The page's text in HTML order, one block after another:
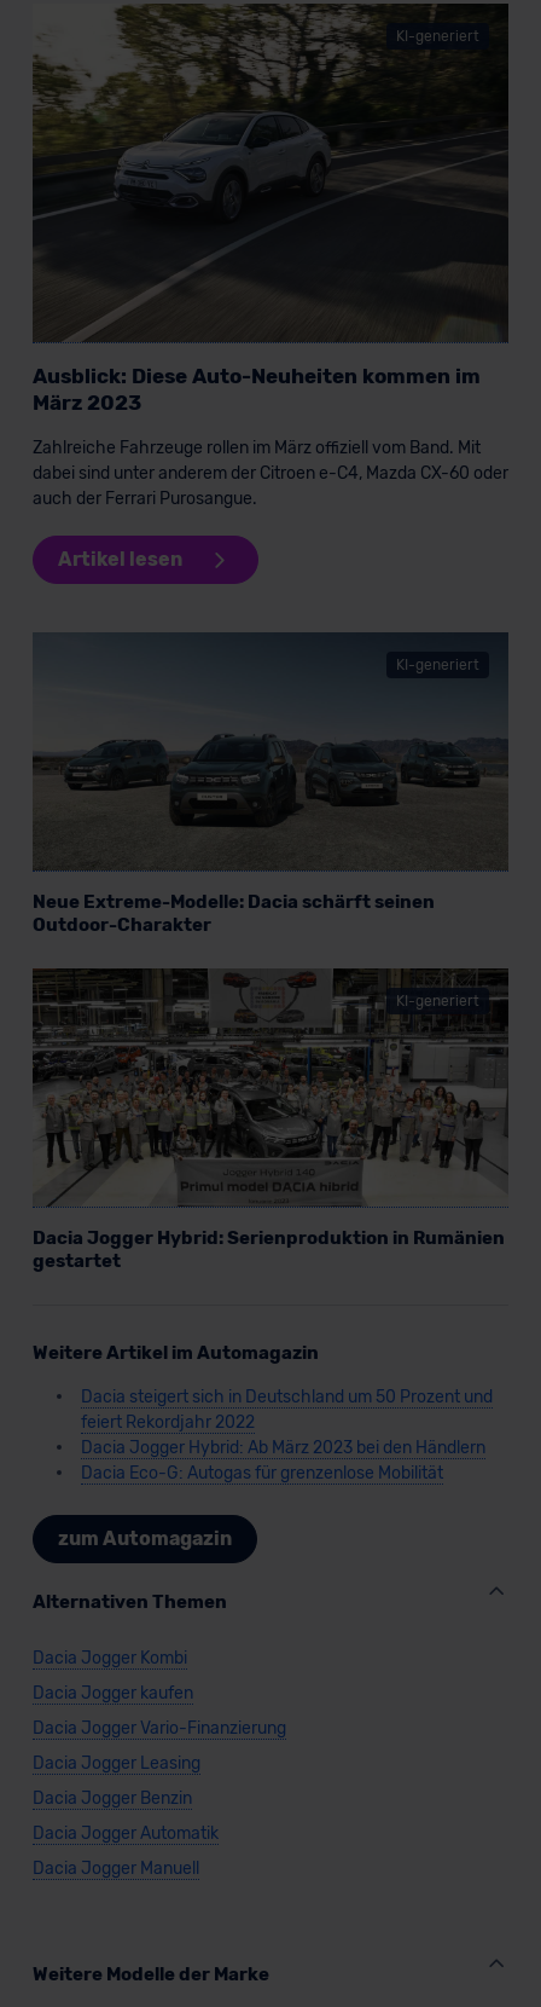
der EU erfolgt, erfolgt dies ausschließlich auf der
Grundlage eines Angemessenheitsbeschlusses der EU-
Kommission (Art. 45 Abs. 1 DSGVO), von
Standarddatenschutzklauseln (Art. 46 Abs. 2 lit. c
DSGVO) oder wenn Sie hierzu Ihre Einwilligung freiwillig
erteilen. Nähere Informationen zu den bestehenden
Datenschutzklauseln können Sie über den Kontakt zu
datenschutz@meinauto.de anfordern.
Datenschutzerklärung
KI-generiert
Ausblick: Diese Auto-Neuheiten kommen im
März 2023
Zahlreiche Fahrzeuge rollen im März offiziell vom Band. Mit
dabei sind unter anderem der Citroen e-C4, Mazda CX-60 oder
auch der Ferrari Purosangue.
Artikel lesen
KI-generiert
Neue Extreme-Modelle: Dacia schärft seinen
Outdoor-Charakter
KI-generiert
Dacia Jogger Hybrid: Serienproduktion in Rumänien
gestartet
Weitere Artikel im Automagazin
Dacia steigert sich in Deutschland um 50 Prozent und
feiert Rekordjahr 2022
Dacia Jogger Hybrid: Ab März 2023 bei den Händlern
Dacia Eco-G: Autogas für grenzenlose Mobilität
zum Automagazin
Alternativen Themen
Dacia Jogger Kombi
Dacia Jogger kaufen
Dacia Jogger Vario-Finanzierung
Dacia Jogger Leasing
Dacia Jogger Benzin
Dacia Jogger Automatik
Dacia Jogger Manuell
Weitere Modelle der Marke